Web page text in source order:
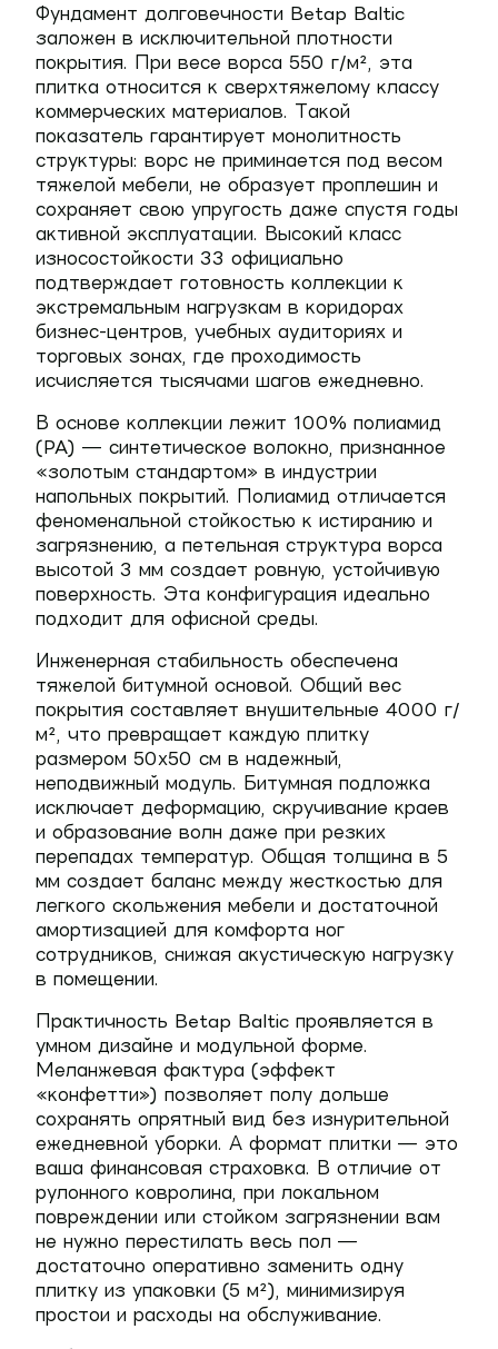
Фундамент долговечности Betap Baltic
заложен в исключительной плотности
покрытия. При весе ворса 550 г/м² , эта
плитка относится к сверхтяжелому классу
коммерческих материалов. Такой
показатель гарантирует монолитность
структуры: ворс не приминается под весом
тяжелой мебели, не образует проплешин и
сохраняет свою упругость даже спустя годы
активной эксплуатации. Высокий класс
износостойкости 33 официально
подтверждает готовность коллекции к
экстремальным нагрузкам в коридорах
бизнес-центров, учебных аудиториях и
торговых зонах, где проходимость
исчисляется тысячами шагов ежедневно.
В основе коллекции лежит 100% полиамид
(PA) — синтетическое волокно, признанное
«золотым стандартом» в индустрии
напольных покрытий. Полиамид отличается
феноменальной стойкостью к истиранию и
загрязнению, а петельная структура ворса
высотой 3 мм создает ровную, устойчивую
поверхность. Эта конфигурация идеально
подходит для офисной среды.
Инженерная стабильность обеспечена
тяжелой битумной основой. Общий вес
покрытия составляет внушительные 4000 г/
м² , что превращает каждую плитку
размером 50х50 см в надежный,
неподвижный модуль. Битумная подложка
исключает деформацию, скручивание краев
и образование волн даже при резких
перепадах температур. Общая толщина в 5
мм создает баланс между жесткостью для
легкого скольжения мебели и достаточной
амортизацией для комфорта ног
сотрудников, снижая акустическую нагрузку
в помещении.
Практичность Betap Baltic проявляется в
умном дизайне и модульной форме.
Меланжевая фактура (эффект
«конфетти») позволяет полу дольше
сохранять опрятный вид без изнурительной
ежедневной уборки. А формат плитки — это
ваша финансовая страховка. В отличие от
рулонного ковролина, при локальном
повреждении или стойком загрязнении вам
не нужно перестилать весь пол —
достаточно оперативно заменить одну
плитку из упаковки (5 м²), минимизируя
простои и расходы на обслуживание.